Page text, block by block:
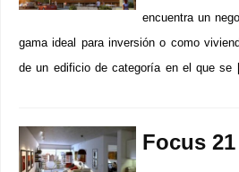
encuentra un
gama ideal para inversión o como
de un edificio de categoría en el que
Focus 21